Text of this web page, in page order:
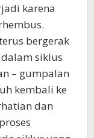
karena
bergerak
siklus
– gumpalan
kembali ke
dan